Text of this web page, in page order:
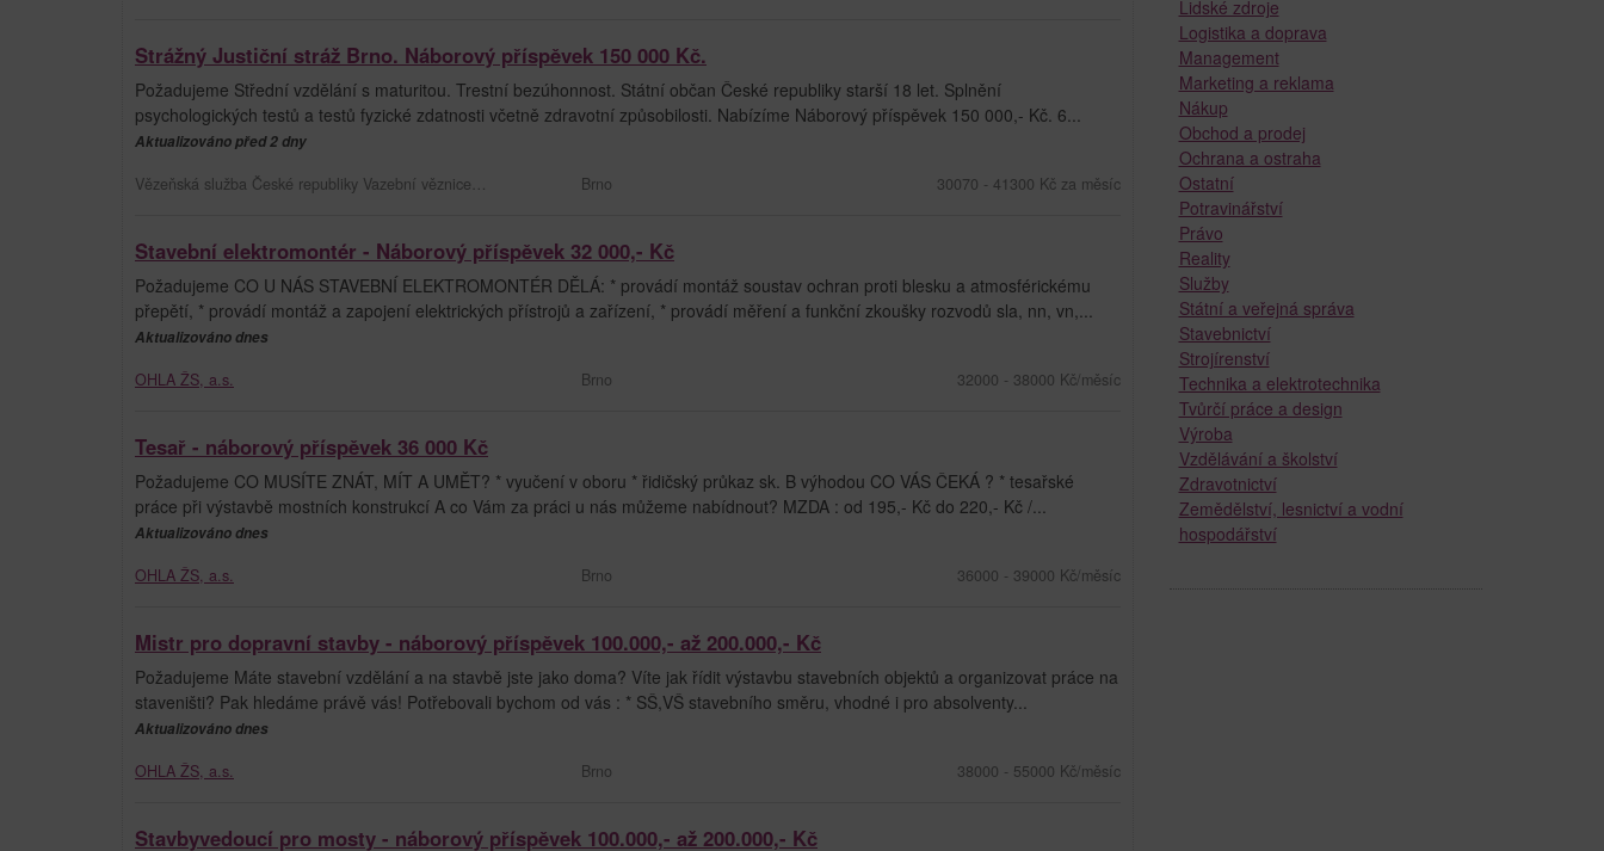
Strážný Justiční stráž Brno. Náborový příspěvek 150 000 Kč.
Požadujeme Střední vzdělání s maturitou. Trestní bezúhonnost. Státní občan České republiky starší 18 let. Splnění
psychologických testů a testů fyzické zdatnosti včetně zdravotní způsobilosti. Nabízíme Náborový příspěvek 150 000,- Kč. 6...
Aktualizováno před 2 dny
Vězeňská služba České republiky Vazební věznice… Brno 30070 - 41300 Kč za měsíc
Stavební elektromontér - Náborový příspěvek 32 000,- Kč
Požadujeme CO U NÁS STAVEBNÍ ELEKTROMONTÉR DĚLÁ: * provádí montáž soustav ochran proti blesku a atmosférickému
přepětí, * provádí montáž a zapojení elektrických přístrojů a zařízení, * provádí měření a funkční zkoušky rozvodů sla, nn, vn,...
Aktualizováno dnes
OHLA ŽS, a.s. Brno 32000 - 38000 Kč/měsíc
Tesař - náborový příspěvek 36 000 Kč
Požadujeme CO MUSÍTE ZNÁT, MÍT A UMĚT? * vyučení v oboru * řidičský průkaz sk. B výhodou CO VÁS ČEKÁ ? * tesařské
práce při výstavbě mostních konstrukcí A co Vám za práci u nás můžeme nabídnout? MZDA : od 195,- Kč do 220,- Kč /...
Aktualizováno dnes
OHLA ŽS, a.s. Brno 36000 - 39000 Kč/měsíc
Mistr pro dopravní stavby - náborový příspěvek 100.000,- až 200.000,- Kč
Požadujeme Máte stavební vzdělání a na stavbě jste jako doma? Víte jak řídit výstavbu stavebních objektů a organizovat práce na
staveništi? Pak hledáme právě vás! Potřebovali bychom od vás : * SŠ,VŠ stavebního směru, vhodné i pro absolventy...
Aktualizováno dnes
OHLA ŽS, a.s. Brno 38000 - 55000 Kč/měsíc
Stavbyvedoucí pro mosty - náborový příspěvek 100.000,- až 200.000,- Kč
Lidské zdroje
Logistika a doprava
Management
Marketing a reklama
Nákup
Obchod a prodej
Ochrana a ostraha
Ostatní
Potravinářství
Právo
Reality
Služby
Státní a veřejná správa
Stavebnictví
Strojírenství
Technika a elektrotechnika
Tvůrčí práce a design
Výroba
Vzdělávání a školství
Zdravotnictví
Zemědělství, lesnictví a vodní
hospodářství